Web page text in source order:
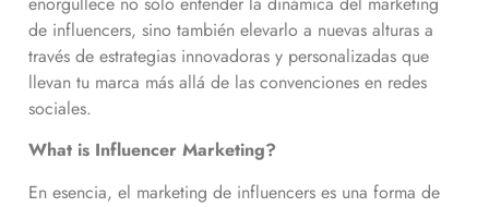
de influencers, sino también elevarlo a nuevas alturas a
través de estrategias innovadoras y personalizadas que
llevan tu marca más allá de las convenciones en redes
sociales.
What is Influencer Marketing?
En esencia, el marketing de influencers es una forma de